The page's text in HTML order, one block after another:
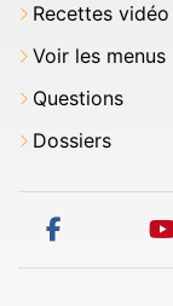
Recettes vidéo
Voir les menus
Questions
Dossiers
facebook